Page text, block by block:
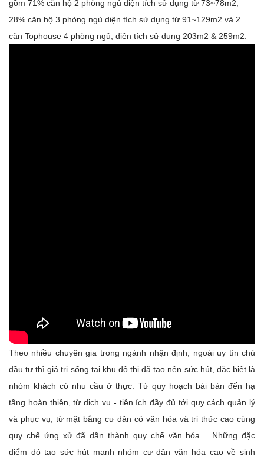
gồm 71% căn hộ 2 phòng ngủ diện tích sử dụng từ 73~78m2,
28% căn hộ 3 phòng ngủ diện tích sử dụng từ 91~129m2 và 2
căn Tophouse 4 phòng ngủ, diện tích sử dụng 203m2 & 259m2.
Theo nhiều chuyên gia trong ngành nhận định, ngoài uy tín chủ
đầu tư thì giá trị sống tại khu đô thị đã tạo nên sức hút, đặc biệt là
nhóm khách có nhu cầu ở thực. Từ quy hoạch bài bản đến hạ
tầng hoàn thiện, từ dịch vụ - tiện ích đầy đủ tới quy cách quản lý
và phục vụ, từ mặt bằng cư dân có văn hóa và tri thức cao cùng
quy chế ứng xử đã dần thành quy chế văn hóa… Những đặc
điểm đó tạo sức hút mạnh nhóm cư dân văn hóa cao về sinh